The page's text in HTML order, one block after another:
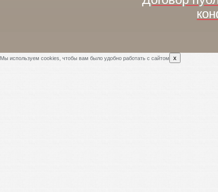
Мы используем cookies, чтобы вам было удобно работать с сайтом x